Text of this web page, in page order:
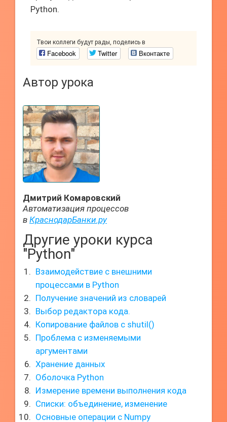
Python.
Твои коллеги будут рады, поделись в
Facebook Twitter Вконтакте
Автор урока
Дмитрий Комаровский
Автоматизация процессов
в КраснодарБанки.ру
Другие уроки курса
"Python"
Взаимодействие с внешними
процессами в Python
Получение значений из словарей
Выбор редактора кода.
Копирование файлов с shutil()
Проблема с изменяемыми
аргументами
Хранение данных
Оболочка Python
Измерение времени выполнения кода
Списки: объединение, изменение
Основные операции с Numpy